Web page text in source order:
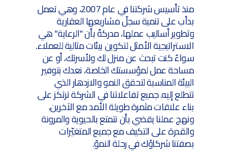
منذ تأسيس شركتنا في عام 2007، وهي تعمل
بدأب على تنمية سجلّ مشاريعها العقارية
وتطوير أساليب عملها، مدركةً بأن "الرعاية" هي
الاستراتيجية الأمثل لتكوين بيئات مثالية للعملاء.
سواءٌ كنت تبحث عن منزل لك ولأسرتك، أو عن
مساحة عمل لمؤسستك الخاصة، نعدك بتوفير
البيئة المناسبة لتحقق النمو والازدهار الذي
تتطلع إليه. جميع تفاعلاتنا في الشركة ترتكز على
بناء علاقات مثمرة طويلة الأمد مع الآخرين،
ونهج عملنا يقضي بأن نتمتع بالحيوية والمرونة
والقدرة على التكيف مع جميع المتغيّرات
بصفتنا شركاؤك في رحلة النموّ.